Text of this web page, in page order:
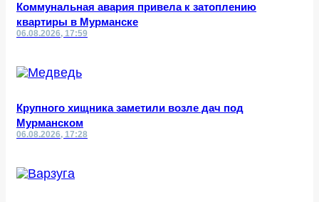
Коммунальная авария привела к затоплению
квартиры в Мурманске
06.08.2026, 17:59
Крупного хищника заметили возле дач под
Мурманском
06.08.2026, 17:28